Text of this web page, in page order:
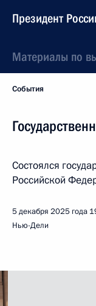
Президент
Материалы по
События
Состоялся
Российской
5 декабря 2025 года
Нью-Дели